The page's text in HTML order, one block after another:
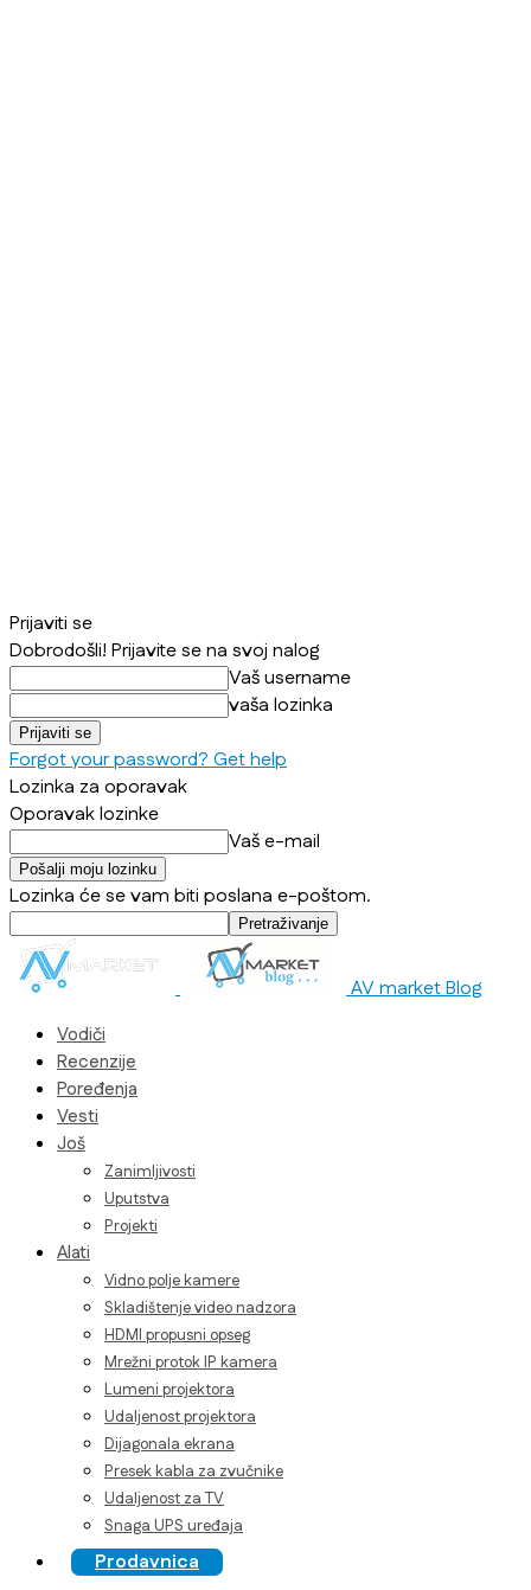
Prijaviti se
Dobrodošli! Prijavite se na svoj nalog
Vaš username
vaša lozinka
Forgot your password? Get help
Lozinka za oporavak
Oporavak lozinke
Vaš e-mail
Lozinka će se vam biti poslana e-poštom.
AV market Blog
Vodiči
Recenzije
Poređenja
Vesti
Još
Zanimljivosti
Uputstva
Projekti
Alati
Vidno polje kamere
Skladištenje video nadzora
HDMI propusni opseg
Mrežni protok IP kamera
Lumeni projektora
Udaljenost projektora
Dijagonala ekrana
Presek kabla za zvučnike
Udaljenost za TV
Snaga UPS uređaja
Prodavnica